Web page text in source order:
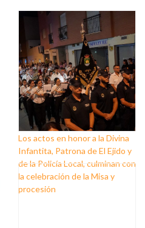
Los actos en honor a la Divina
Infantita, Patrona de El Ejido y
de la Policía Local, culminan con
la celebración de la Misa y
procesión